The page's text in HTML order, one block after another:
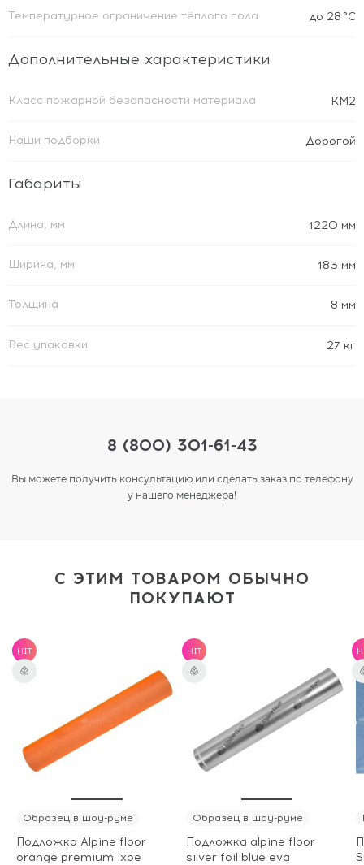
Температурное ограничение тёплого пола до 28 °C
Дополнительные характеристики
Класс пожарной безопасности материала КМ2
Наши подборки Дорогой
Габариты
Длина, мм 1220 мм
Ширина, мм 183 мм
Толщина 8 мм
Вес упаковки 27 кг
8 (800) 301-61-43
Вы можете получить консультацию или сделать заказ по телефону
у нашего менеджера!
С ЭТИМ ТОВАРОМ ОБЫЧНО
ПОКУПАЮТ
HIT
Образец в шоу-руме
Подложка Alpine floor
orange premium ixpe
HIT
Образец в шоу-руме
Подложка alpine floor
silver foil blue eva